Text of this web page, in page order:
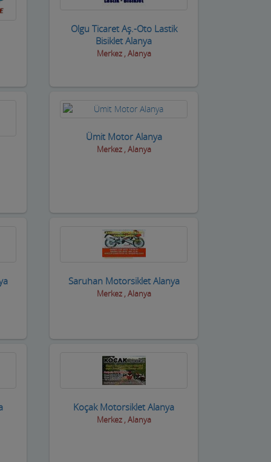
Olgu Ticaret Aş.-Oto Lastik
Bisiklet Alanya
Merkez , Alanya
Ümit Motor Alanya
Merkez , Alanya
Saruhan Motorsiklet Alanya
Merkez , Alanya
Koçak Motorsiklet Alanya
Merkez , Alanya